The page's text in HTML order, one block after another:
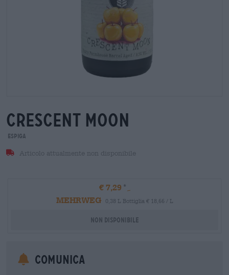
crescent moon
Espiga
Articolo attualmente non disponibile
€ 7,29
MEHRWEG
0,38 L Bottiglia € 18,66 / L
Non disponibile
Comunica